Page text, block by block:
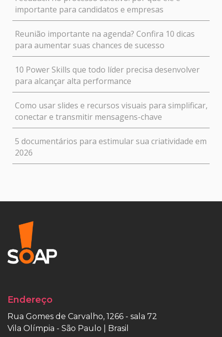
importante para candidatos e empresas
Reunião importante na agenda? Confira 10 dicas
para aumentar suas chances de sucesso
10 Power Skills que todo líder precisa desenvolver
para alcançar alta performance
Como usar slides e recursos visuais para simplificar,
conectar e transmitir mensagens-chave
5 documentários para estimular sua criatividade em
2026
Endereço
Rua Gomes de Carvalho, 1266 - sala 72
Vila Olímpia - São Paulo | Brasil